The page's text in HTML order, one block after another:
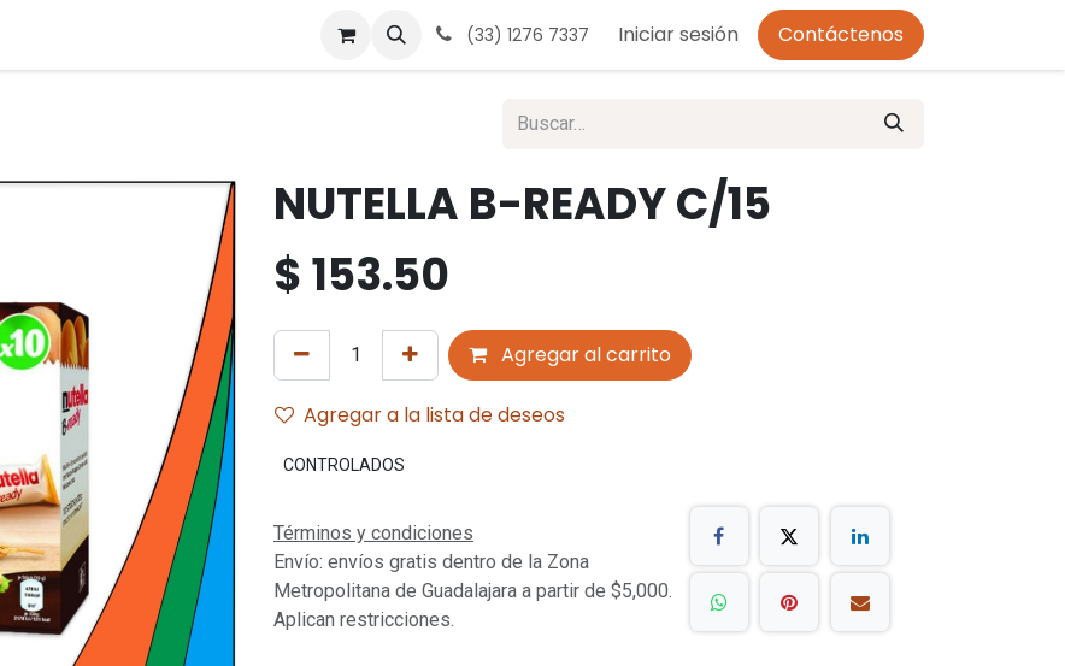
Términos y condiciones Aviso de Privacidad
(33) 1276 7337 Iniciar sesión Contáctenos
NUTELLA B-READY C/15
$153.50
Agregar al carrito
Agregar a la lista de deseos
CONTROLADOS
Términos y condiciones
Envío: envíos gratis dentro de la Zona
Metropolitana de Guadalajara a partir de $5,000.
Aplican restricciones.